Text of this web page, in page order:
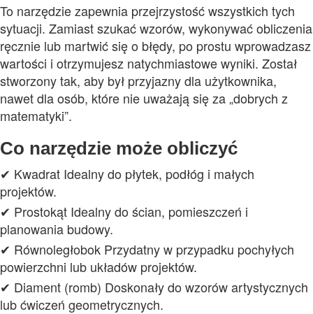
To narzędzie zapewnia przejrzystość wszystkich tych
sytuacji. Zamiast szukać wzorów, wykonywać obliczenia
ręcznie lub martwić się o błędy, po prostu wprowadzasz
wartości i otrzymujesz natychmiastowe wyniki. Został
stworzony tak, aby był przyjazny dla użytkownika,
nawet dla osób, które nie uważają się za „dobrych z
matematyki”.
Co narzędzie może obliczyć
✔ Kwadrat Idealny do płytek, podłóg i małych
projektów.
✔ Prostokąt Idealny do ścian, pomieszczeń i
planowania budowy.
✔ Równoległobok Przydatny w przypadku pochyłych
powierzchni lub układów projektów.
✔ Diament (romb) Doskonały do wzorów artystycznych
lub ćwiczeń geometrycznych.